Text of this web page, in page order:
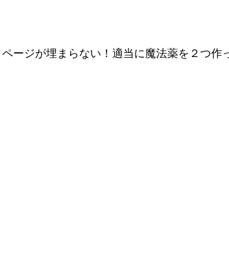
ージが埋まらない！適当に魔法薬を２つ